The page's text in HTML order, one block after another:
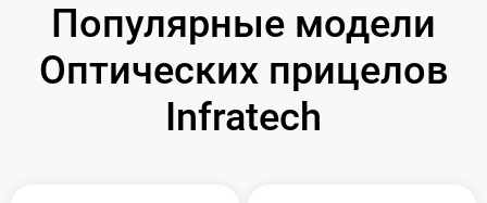
Популярные модели
Оптических прицелов
Infratech